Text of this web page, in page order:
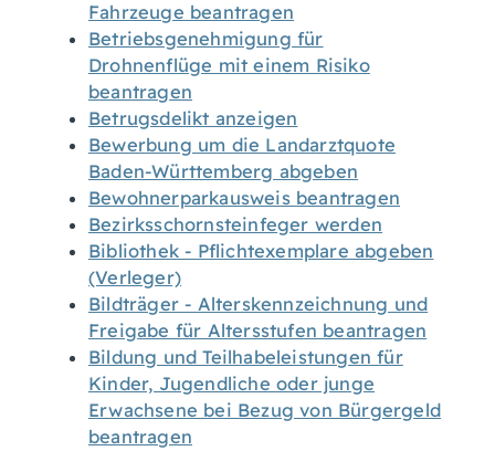
Fahrzeuge beantragen
Betriebsgenehmigung für
Drohnenflüge mit einem Risiko
beantragen
Betrugsdelikt anzeigen
Bewerbung um die Landarztquote
Baden-Württemberg abgeben
Bewohnerparkausweis beantragen
Bezirksschornsteinfeger werden
Bibliothek - Pflichtexemplare abgeben
(Verleger)
Bildträger - Alterskennzeichnung und
Freigabe für Altersstufen beantragen
Bildung und Teilhabeleistungen für
Kinder, Jugendliche oder junge
Erwachsene bei Bezug von Bürgergeld
beantragen